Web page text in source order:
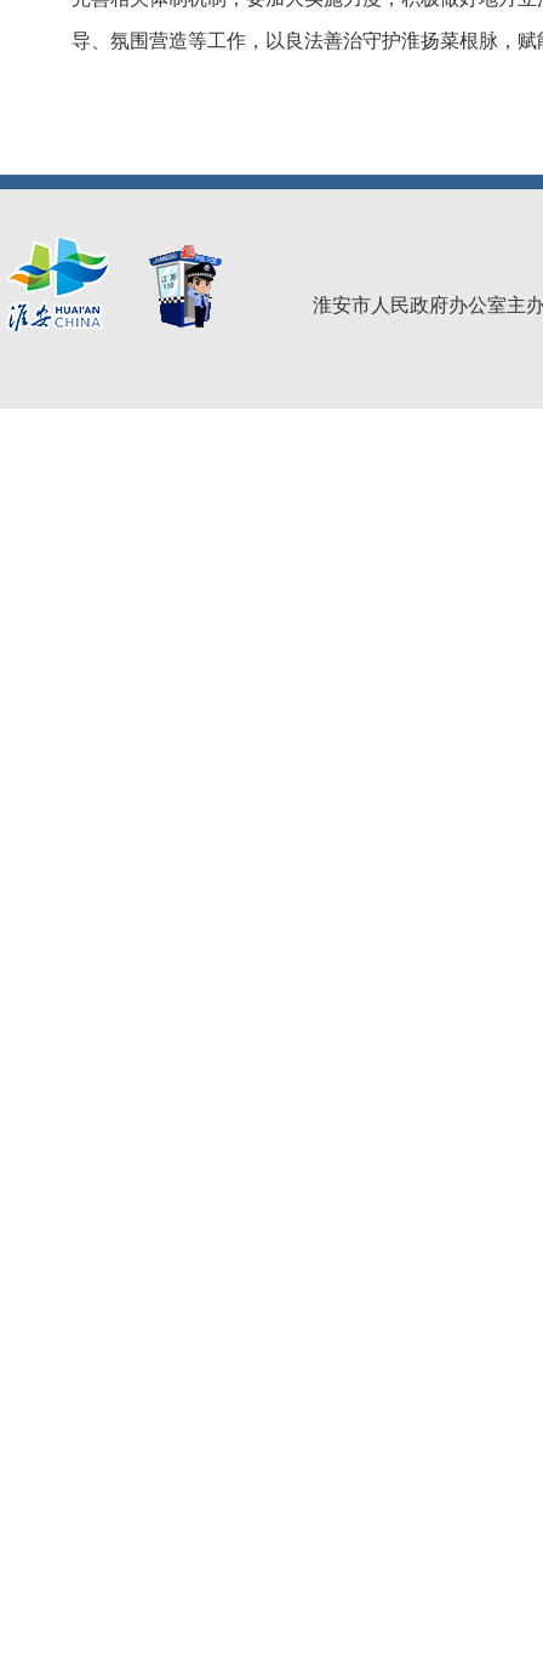
导、氛围营造等工作，以良法善治守护淮扬菜根脉，
淮安市人民政府办公室主